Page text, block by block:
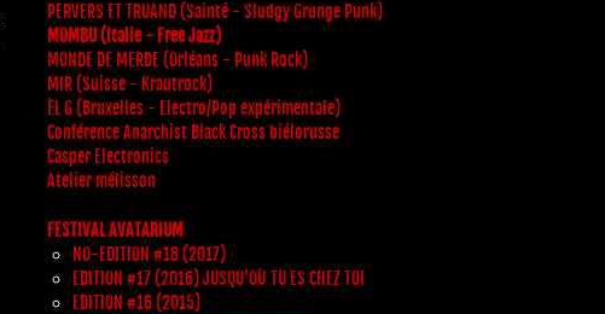
PERVERS ET TRUAND (Sainté - Sludgy Grunge Punk)
MOMBU (Italie - Free Jazz)
MONDE DE MERDE (Orléans - Punk Rock)
MIR (Suisse - Krautrock)
ÈL G (Bruxelles - Electro/Pop expérimentale)
Conférence Anarchist Black Cross biélorusse
Casper Electronics
Atelier mélisson
FESTIVAL AVATARIUM
NO-EDITION #18 (2017)
EDITION #17 (2016) JUSQU’OÙ TU ES CHEZ TOI
EDITION #16 (2015)